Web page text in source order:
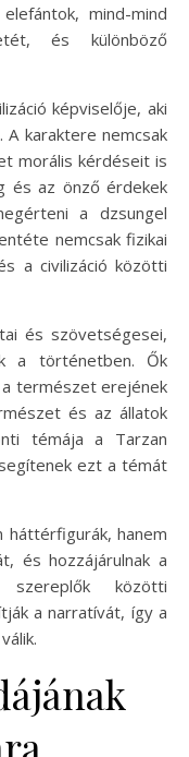
mind-mind
és különböző
képviselője, aki
A karaktere nemcsak
morális kérdéseit is
és az önző érdekek
a dzsungel
nemcsak fizikai
a civilizáció közötti
és szövetségesei,
a történetben. Ők
a természet erejének
és az állatok
témája a Tarzan
ezt a témát
háttérfigurák, hanem
és hozzájárulnak a
közötti
a narratívát, így a